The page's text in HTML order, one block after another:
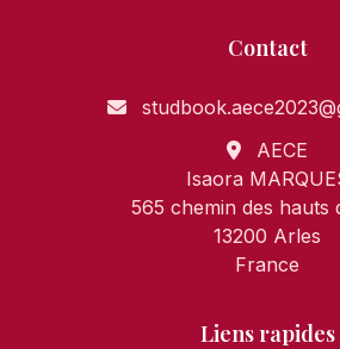
Contact
AECE
Isaora
565 chemin des hauts
13200 Arles
France
Liens rapides